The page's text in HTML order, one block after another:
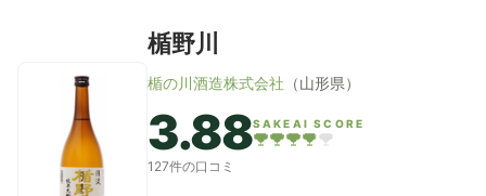
楯野川
楯の川酒造株式会社 （山形県）
3.88SAKEAI SCORE
127件の口コミ